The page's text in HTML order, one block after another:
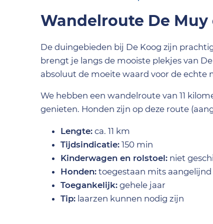
Wandelroute De Muy
De duingebieden bij De Koog zijn
brengt je langs de mooiste plekjes van
absoluut de moeite waard voor de echte
We hebben een wandelroute van 11
genieten. Honden zijn op deze route
Lengte: ca. 11 km
Tijdsindicatie: 150 min
Kinderwagen en rolstoel: niet
Honden: toegestaan mits aangelijnd
Toegankelijk: gehele jaar
Tip: laarzen kunnen nodig zijn